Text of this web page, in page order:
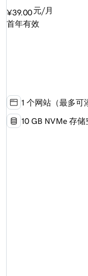
¥39.00元/月
首年有效
1 个网站（最多可
10 GB NVMe 存储